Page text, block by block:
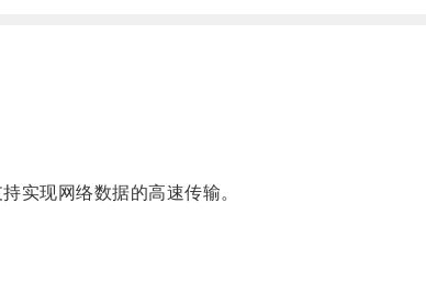
实现网络数据的高速传输。